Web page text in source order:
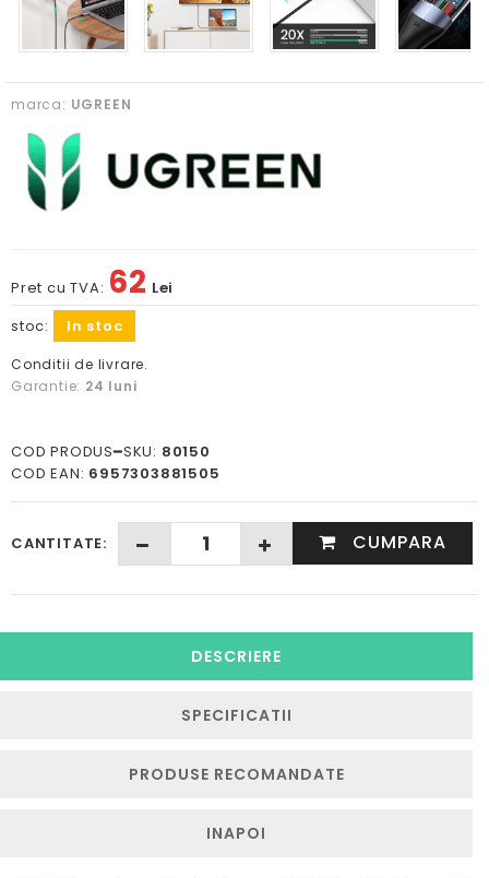
marca: UGREEN
Pret cu TVA: 62 Lei
stoc:
In stoc
Conditii de livrare.
Garantie: 24 luni
COD PRODUS━SKU: 80150
COD EAN: 6957303881505
CANTITATE: CUMPARA
DESCRIERE
SPECIFICATII
PRODUSE RECOMANDATE
INAPOI